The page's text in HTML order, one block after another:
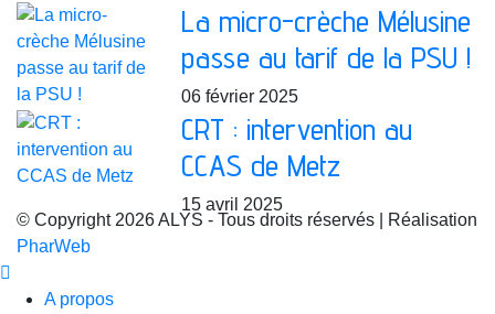
La micro-crèche Mélusine
passe au tarif de la PSU !
06 février 2025
CRT : intervention au
CCAS de Metz
15 avril 2025
© Copyright 2026 ALYS - Tous droits réservés | Réalisation
PharWeb
A propos